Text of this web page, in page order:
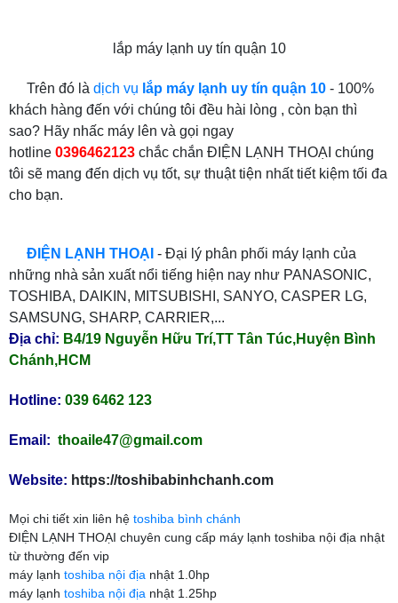
lắp máy lạnh uy tín quận 10
Trên đó là dịch vụ lắp máy lạnh uy tín quận 10 - 100%
khách hàng đến với chúng tôi đều hài lòng , còn bạn thì
sao? Hãy nhấc máy lên và gọi ngay
hotline 0396462123 chắc chắn ĐIỆN LẠNH THOẠI chúng
tôi sẽ mang đến dịch vụ tốt, sự thuật tiện nhất tiết kiệm tối đa
cho bạn.
ĐIỆN LẠNH THOẠI - Đại lý phân phối máy lạnh của
những nhà sản xuất nổi tiếng hiện nay như PANASONIC,
TOSHIBA, DAIKIN, MITSUBISHI, SANYO, CASPER LG,
SAMSUNG, SHARP, CARRIER,...
Địa chỉ: B4/19 Nguyễn Hữu Trí,TT Tân Túc,Huyện Bình
Chánh,HCM
Hotline: 039 6462 123
Email: thoaile47@gmail.com
Website: https://toshibabinhchanh.com
Mọi chi tiết xin liên hệ toshiba bình chánh
ĐIỆN LẠNH THOẠI chuyên cung cấp máy lạnh toshiba nội địa nhật
từ thường đến vip
máy lạnh toshiba nội địa nhật 1.0hp
máy lạnh toshiba nội địa nhật 1.25hp